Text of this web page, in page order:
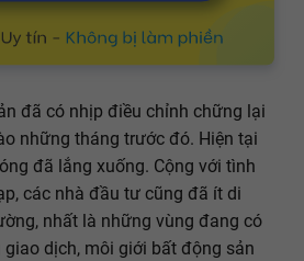
đã có nhịp điều chỉnh chững lại
những tháng trước đó. Hiện tại
đã lắng xuống. Cộng với tình
các nhà đầu tư cũng đã ít di
nhất là những vùng đang có
giao dịch, môi giới bất động sản